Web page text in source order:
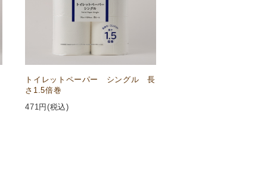
トイレットペーパー シングル 長
さ1.5倍巻
471円(税込)